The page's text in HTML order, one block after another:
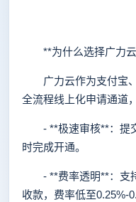
**为什么选择广力
广力云作为支付宝、
全流程线上化申请通道
- **极速审核**：提交
时完成开通。
- **费率透明**：支持
收款，费率低至0.25%-